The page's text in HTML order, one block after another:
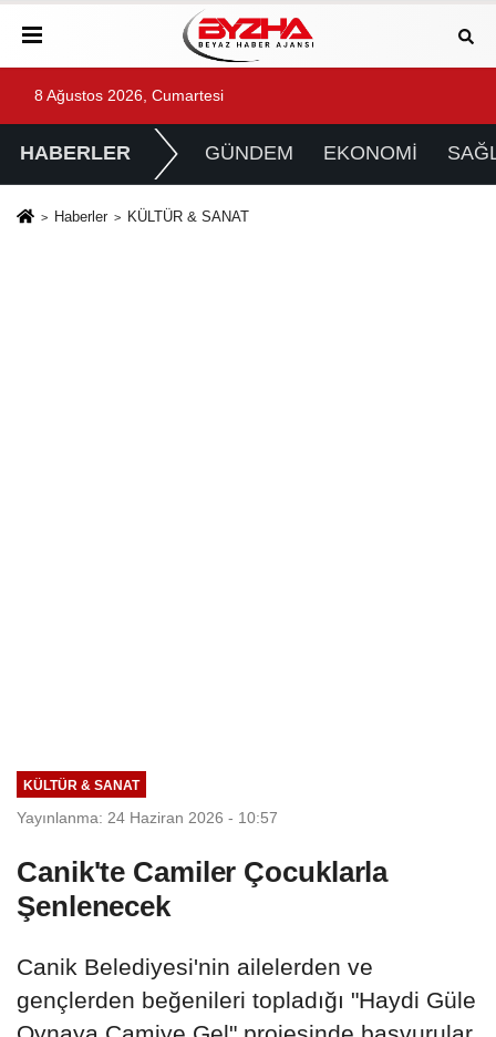
8 Ağustos 2026, Cumartesi
HABERLER GÜNDEM EKONOMİ
Haberler KÜLTÜR & SANAT
KÜLTÜR & SANAT
Yayınlanma: 24 Haziran 2026 - 10:57
Canik'te Camiler Çocuklarla
Şenlenecek
Canik Belediyesi'nin ailelerden ve
gençlerden beğenileri topladığı "Haydi Güle